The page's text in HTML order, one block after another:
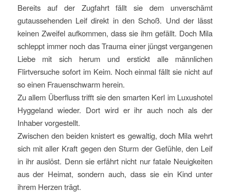
Bereits auf der Zugfahrt fällt sie dem unverschämt
gutaussehenden Leif direkt in den Schoß. Und der lässt
keinen Zweifel aufkommen, dass sie ihm gefällt. Doch Mila
schleppt immer noch das Trauma einer jüngst vergangenen
Liebe mit sich herum und erstickt alle männlichen
Flirtversuche sofort im Keim. Noch einmal fällt sie nicht auf
so einen Frauenschwarm herein.
Zu allem Überfluss trifft sie den smarten Kerl im Luxushotel
Hyggeland wieder. Dort wird er ihr auch noch als der
Inhaber vorgestellt.
Zwischen den beiden knistert es gewaltig, doch Mila wehrt
sich mit aller Kraft gegen den Sturm der Gefühle, den Leif
in ihr auslöst. Denn sie erfährt nicht nur fatale Neuigkeiten
aus der Heimat, sondern auch, dass sie ein Kind unter
ihrem Herzen trägt.